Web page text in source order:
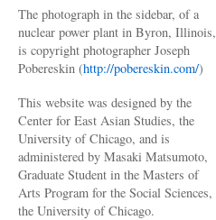
The photograph in the sidebar, of a
nuclear power plant in Byron, Illinois,
is copyright photographer Joseph
Pobereskin (http://pobereskin.com/)
This website was designed by the
Center for East Asian Studies, the
University of Chicago, and is
administered by Masaki Matsumoto,
Graduate Student in the Masters of
Arts Program for the Social Sciences,
the University of Chicago.